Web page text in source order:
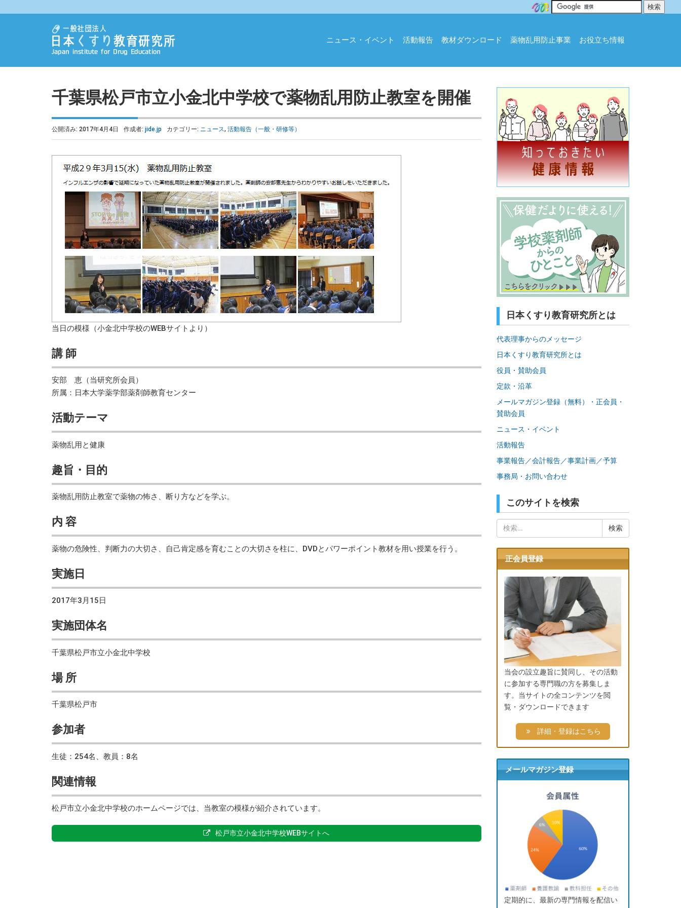
ニュース・イベント 活動報告 教材ダウンロード 薬物乱用防止事業 お役立ち情報
千葉県松戸市立小金北中学校で薬物乱用防止教室を開催
公開済み: 2017年4月4日 作成者: jide.jp カテゴリー: ニュース, 活動報告（一般・研修等）
当日の模様（小金北中学校のWEBサイトより）
講 師
安部 恵（当研究所会員）
所属：日本大学薬学部薬剤師教育センター
活動テーマ
薬物乱用と健康
趣旨・目的
薬物乱用防止教室で薬物の怖さ、断り方などを学ぶ。
内 容
薬物の危険性、判断力の大切さ、自己肯定感を育むことの大切さを柱に、DVDとパワーポイント教材を用い授業を行う。
実施日
2017年3月15日
実施団体名
千葉県松戸市立小金北中学校
場 所
千葉県松戸市
参加者
生徒：254名、教員：8名
関連情報
松戸市立小金北中学校のホームページでは、当教室の模様が紹介されています。
松戸市立小金北中学校WEBサイトへ
日本くすり教育研究所とは
代表理事からのメッセージ
日本くすり教育研究所とは
役員・賛助会員
定款・沿革
メールマガジン登録（無料）・正会員・
賛助会員
ニュース・イベント
活動報告
事業報告／会計報告／事業計画／予算
事務局・お問い合わせ
このサイトを検索
索:
正会員登録
当会の設立趣旨に賛同し、その活動
に参加する専門職の方を募集しま
す。当サイトの全コンテンツを閲
覧・ダウンロードできます
詳細・登録はこちら
メールマガジン登録
定期的に、最新の専門情報を配信い